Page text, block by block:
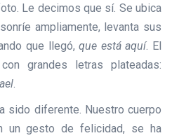
Le decimos que sí. Se ubica
ampliamente, levanta sus
que llegó,que está aquí. El
grandes letras plateadas:
.
sido diferente. Nuestro cuerpo
un gesto de felicidad, se ha